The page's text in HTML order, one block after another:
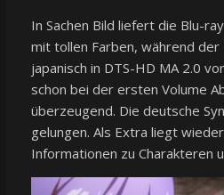
In Sachen Bild liefert die Blu-
mit tollen Farben, während der
japanisch in DTS-HD MA 2.0
schon bei der ersten Volume
überzeugend. Die deutsche
gelungen. Als Extra liegt
Informationen zu Charakteren